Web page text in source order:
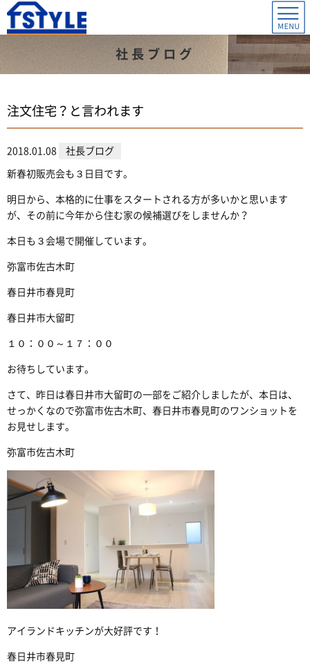
社長ブログ
注文住宅？と言われます
2018.01.08 社長ブログ
新春初販売会も３日目です。
明日から、本格的に仕事をスタートされる方が多いかと思います
が、その前に今年から住む家の候補選びをしませんか？
本日も３会場で開催しています。
弥富市佐古木町
春日井市春見町
春日井市大留町
１０：００～１７：００
お待ちしています。
さて、昨日は春日井市大留町の一部をご紹介しましたが、本日は、
せっかくなので弥富市佐古木町、春日井市春見町のワンショットを
お見せします。
弥富市佐古木町
アイランドキッチンが大好評です！
春日井市春見町